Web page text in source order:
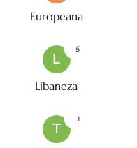
Europeana
L
Libaneza
5
T
3